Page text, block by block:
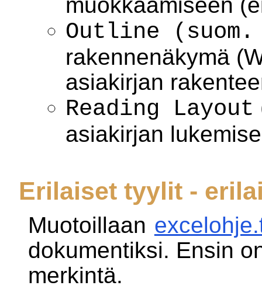
Outline (suom.
rakennenäkymä
asiakirjan
Reading Layout
asiakirjan
Erilaiset tyylit -
Muotoillaan
dokumentiksi. Ensin
merkintä.